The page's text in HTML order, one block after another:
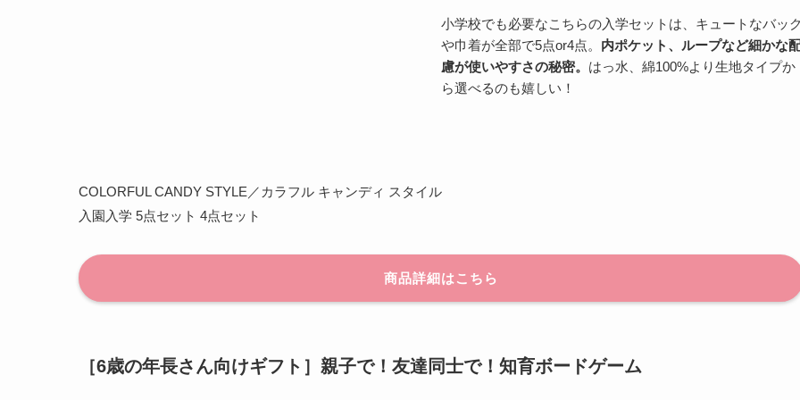
小学校でも必要なこちらの入学セットは、キュートなバッ
や巾着が全部で5点or4点。 内ポケット、ループなど細かな
慮が使いやすさの秘密。 はっ水、綿100%より生地タイプか
ら選べるのも嬉しい！
COLORFUL CANDY STYLE／カラフル キャンディ スタイル
入園入学 5点セット 4点セット
商品詳細はこちら
［6歳の年長さん向けギフト］親子で！友達同士で！知育ボードゲーム